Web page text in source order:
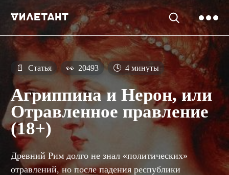
📄 Статья 👀 20493 🕓 4 минуты
Агриппина и Нерон, или
Отравленное правление
(18+)
Древний Рим долго не знал «политических»
отравлений, но после падения республики